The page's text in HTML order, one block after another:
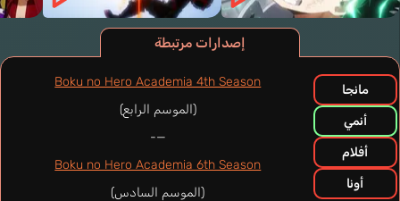
إصدارات مرتبطة
مانجا
أنمي
أفلام
أونا
Boku no Hero Academia 4th Season
(الموسم الرابع)
—-
Boku no Hero Academia 6th Season
(الموسم السادس)